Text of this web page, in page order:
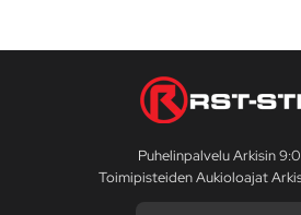
Puhelinpalvelu Arkisin
Toimipisteiden Aukioloajat